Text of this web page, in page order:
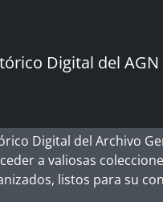
Digital del AGN
Digital del Archivo
a valiosas
listos para su